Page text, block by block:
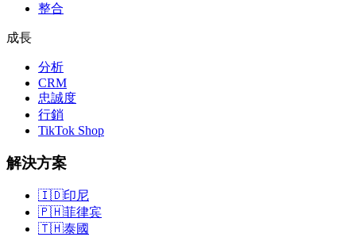
整合
成長
分析
CRM
忠誠度
行銷
TikTok Shop
解決方案
🇮🇩印尼
🇵🇭菲律宾
🇹🇭泰國